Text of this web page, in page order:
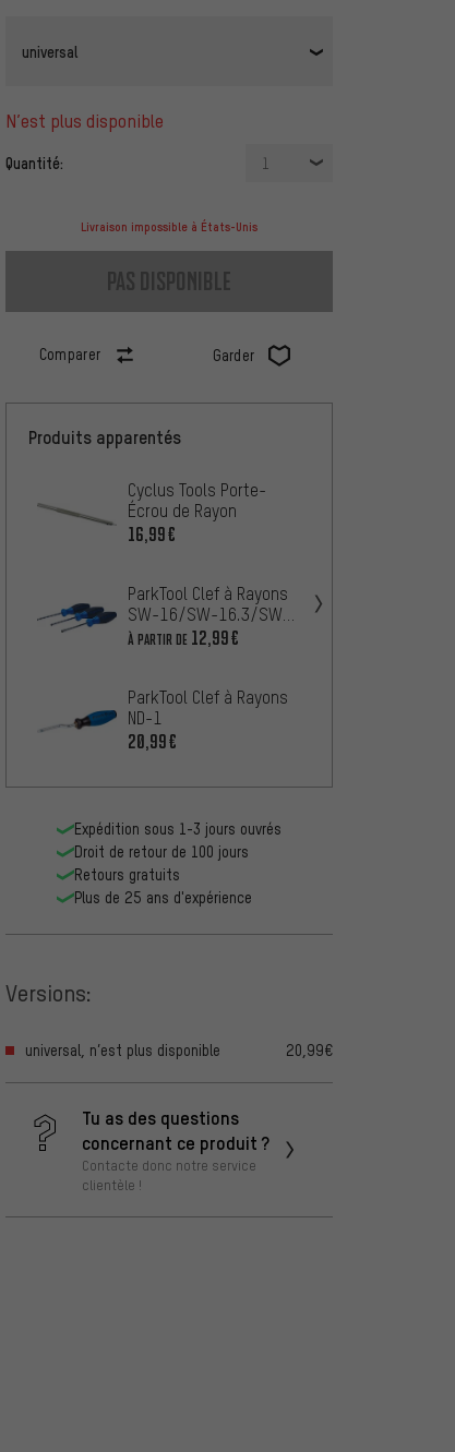
universal
n’est plus disponible
Quantité: 1
Livraison impossible à États-Unis
pas disponible
Comparer Garder
Produits apparentés
Cyclus Tools Porte-
Écrou de Rayon
16,99€
ParkTool Clef à Rayons
SW-16/SW-16.3/SW-
17/SW-18/SW-19 pour
À PARTIR DE 12,99€
ParkTool Clef à Rayons
ND-1
20,99€
Expédition sous 1-3 jours ouvrés
Droit de retour de 100 jours
Retours gratuits
Plus de 25 ans d'expérience
Versions:
universal, n’est plus disponible 20,99€
Tu as des questions
concernant ce produit ?
Contacte donc notre service
clientèle !